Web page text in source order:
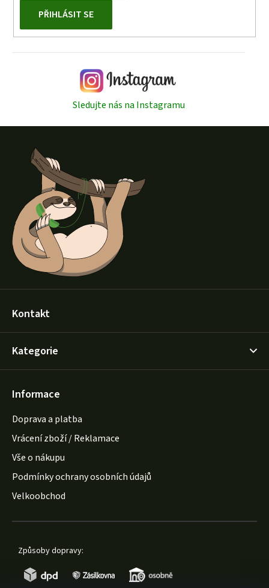
v
ý
i
s
u
PŘIHLÁSIT SE
Sledujte nás na Instagramu
Kontakt
Kategorie
Informace
Doprava a platba
Vrácení zboží / Reklamace
Vše o nákupu
Podmínky ochrany osobních údajů
Velkoobchod
Způsoby dopravy: